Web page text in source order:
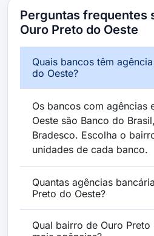
Perguntas frequentes
Ouro Preto do Oeste
Quais bancos têm
do Oeste?
Os bancos com agências
Oeste são Banco do
Bradesco. Escolha o
unidades de cada banco.
Quantas agências
Preto do Oeste?
Qual bairro de Ouro Preto